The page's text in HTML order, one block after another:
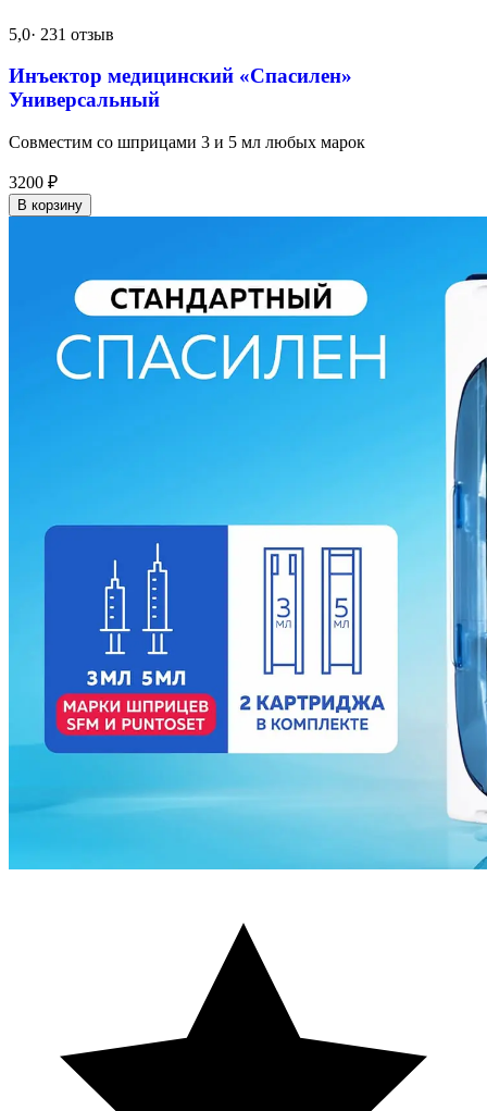
5,0· 231 отзыв
Инъектор медицинский «Спасилен»
Универсальный
Совместим со шприцами 3 и 5 мл любых марок
3200 ₽
В корзину